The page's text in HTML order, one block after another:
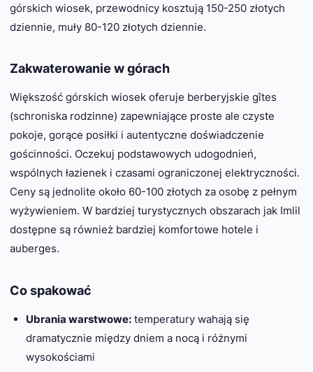
górskich wiosek, przewodnicy kosztują 150-250 złotych
dziennie, muły 80-120 złotych dziennie.
Zakwaterowanie w górach
Większość górskich wiosek oferuje berberyjskie gîtes
(schroniska rodzinne) zapewniające proste ale czyste
pokoje, gorące posiłki i autentyczne doświadczenie
gościnności. Oczekuj podstawowych udogodnień,
wspólnych łazienek i czasami ograniczonej elektryczności.
Ceny są jednolite około 60-100 złotych za osobę z pełnym
wyżywieniem. W bardziej turystycznych obszarach jak Imlil
dostępne są również bardziej komfortowe hotele i
auberges.
Co spakować
Ubrania warstwowe:temperatury wahają się
dramatycznie między dniem a nocą i różnymi
wysokościami